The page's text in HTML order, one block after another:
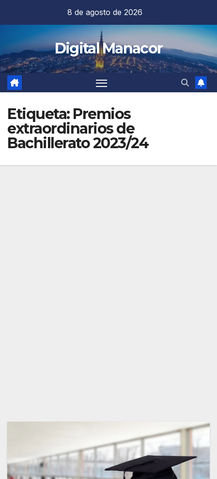
contenido
8 de agosto de 2026
Digital Manacor
Etiqueta: Premios
extraordinarios de
Bachillerato 2023/24